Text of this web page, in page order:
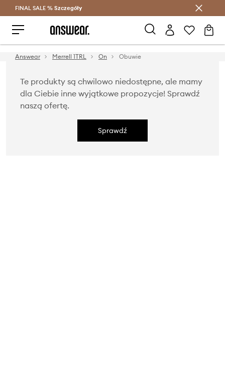
Oszczędzaj z Answear Club >
FINAL SALE % Szczegóły
Answear Merrell 1TRL On Obuwie
Te produkty są chwilowo niedostępne, ale mamy
dla Ciebie inne wyjątkowe propozycje! Sprawdź
naszą ofertę.
Sprawdź